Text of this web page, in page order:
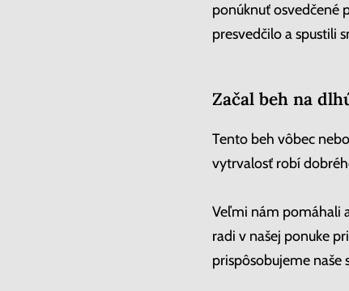
ponúknuť osvedčené
presvedčilo a spustili
Začal beh na
Tento beh vôbec
vytrvalosť robí
Veľmi nám pomáhali
radi v našej ponuke
prispôsobujeme naše